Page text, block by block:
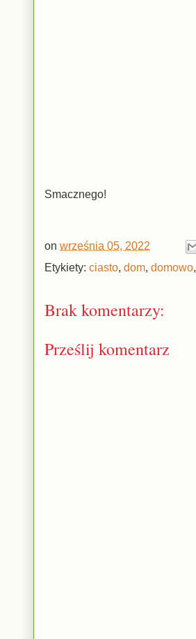
Smacznego!
on września 05, 2022
Etykiety: ciasto, dom, domowo,
Brak komentarzy:
Prześlij komentarz